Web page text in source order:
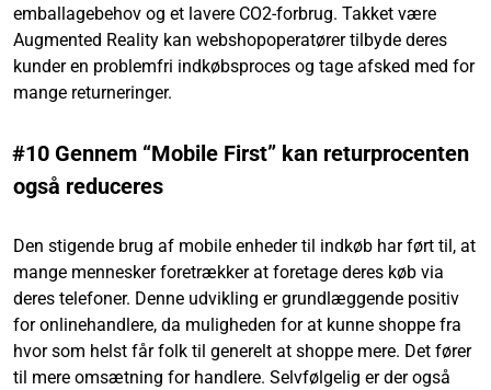
emballagebehov og et lavere CO2-forbrug. Takket være
Augmented Reality kan webshopoperatører tilbyde deres
kunder en problemfri indkøbsproces og tage afsked med for
mange returneringer.
#10 Gennem “Mobile First” kan returprocenten
også reduceres
Den stigende brug af mobile enheder til indkøb har ført til, at
mange mennesker foretrækker at foretage deres køb via
deres telefoner. Denne udvikling er grundlæggende positiv
for onlinehandlere, da muligheden for at kunne shoppe fra
hvor som helst får folk til generelt at shoppe mere. Det fører
til mere omsætning for handlere. Selvfølgelig er der også